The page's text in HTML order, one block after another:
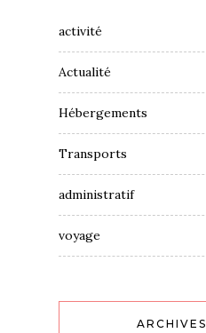
activité
Actualité
Hébergements
Transports
administratif
voyage
ARCHIVES